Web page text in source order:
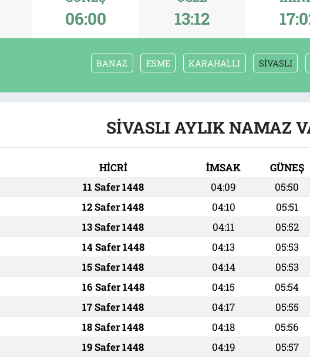
06:00 13:12
BANAZ ESME KARAHALLI SİVASLI
SİVASLI AYLIK NAMAZ
HİCRİ İMSAK GÜNEŞ
11 Safer 1448 04:09 05:50
12 Safer 1448 04:10 05:51
13 Safer 1448 04:11 05:52
14 Safer 1448 04:13 05:53
15 Safer 1448 04:14 05:53
16 Safer 1448 04:15 05:54
17 Safer 1448 04:17 05:55
18 Safer 1448 04:18 05:56
19 Safer 1448 04:19 05:57